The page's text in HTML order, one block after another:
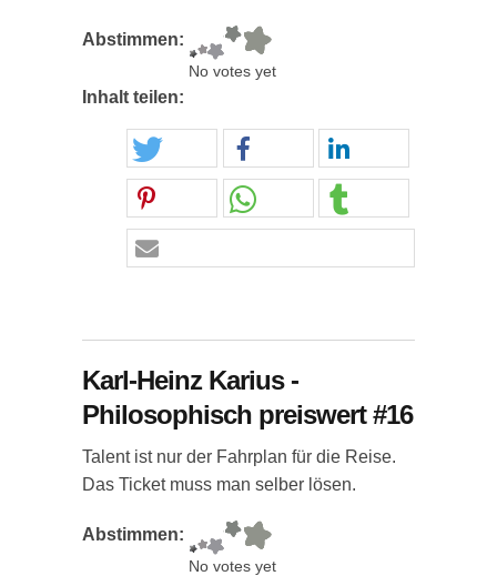
Abstimmen:
No votes yet
Inhalt teilen:
Karl-Heinz Karius -
Philosophisch preiswert #16
Talent ist nur der Fahrplan für die Reise.
Das Ticket muss man selber lösen.
Abstimmen:
No votes yet